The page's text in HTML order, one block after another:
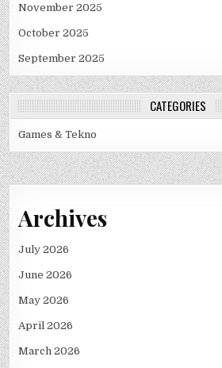
November 2025
October 2025
September 2025
CATEGORIES
Games & Tekno
Archives
July 2026
June 2026
May 2026
April 2026
March 2026